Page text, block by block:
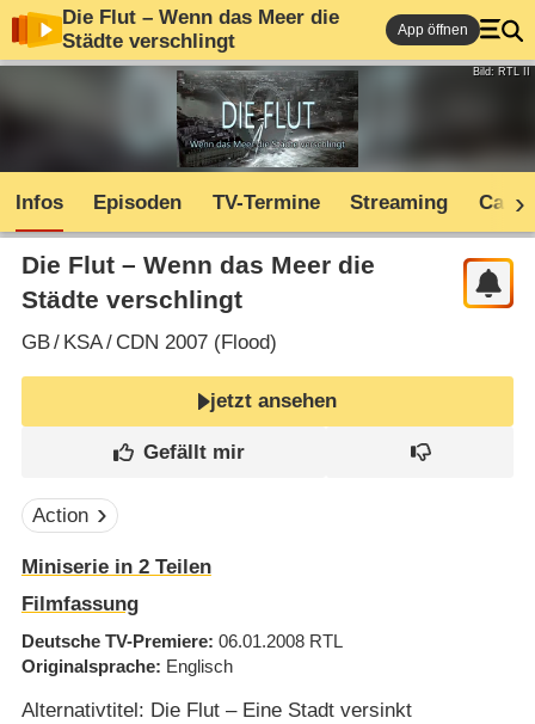
Die Flut – Wenn das Meer die
Städte verschlingt
App öffnen
Bild: RTL II
Infos Episoden TV-Termine Streaming Cast
Die Flut – Wenn das Meer die
Städte verschlingt
GB/ KSA/ CDN 2007 (Flood)
jetzt ansehen
Action
Miniserie in 2 Teilen
Filmfassung
Deutsche TV-Premiere 06.01.2008 RTL
Originalsprache Englisch
Alternativtitel: Die Flut – Eine Stadt versinkt